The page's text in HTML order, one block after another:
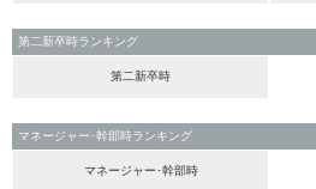
第二新卒時ランキング
第二新卒時
マネージャー･幹部時ランキング
マネージャー･幹部時